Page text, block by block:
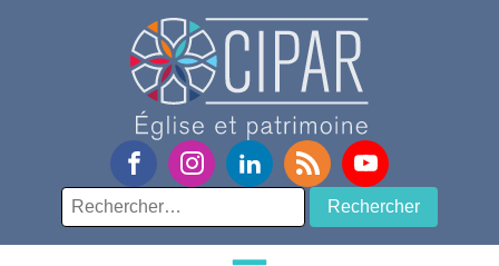
Rechercher :